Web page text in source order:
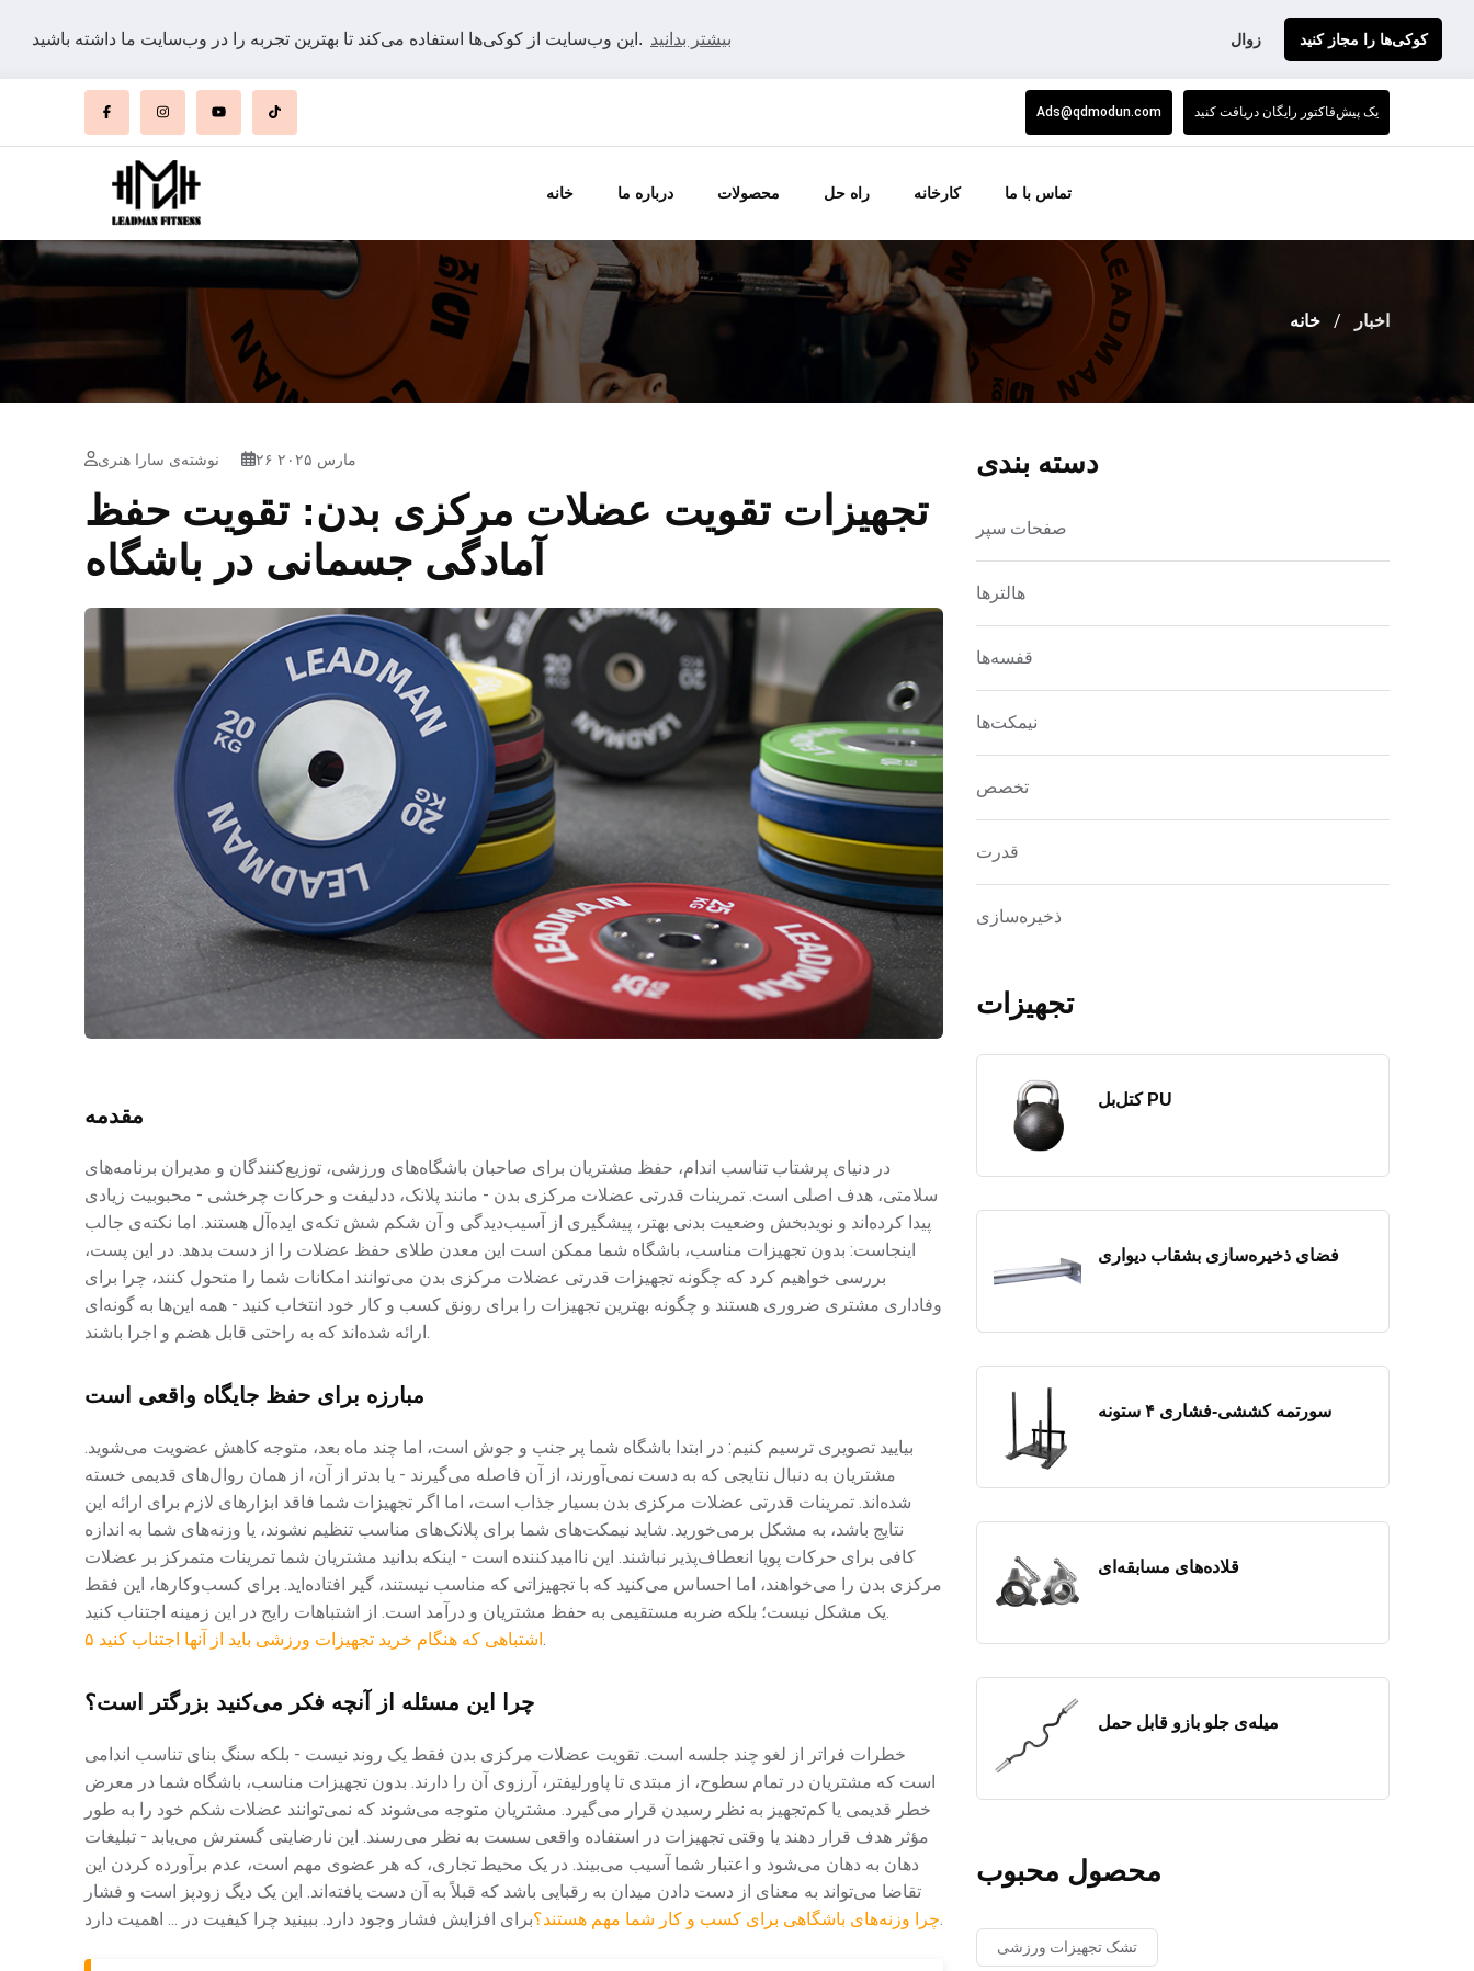
این وب‌سایت از کوکی‌ها استفاده می‌کند تا بهترین تجربه را در وب‌سایت ما داشته باشید. بیشتر بدانید زوال کوکی‌ها را مجاز کنید
Ads@qdmodun.com یک پیش‌فاکتور رایگان دریافت کنید
خانه درباره ما محصولات راه حل کارخانه تماس با ما
خانه اخبار
نوشته‌ی سارا هنری ۲۶ مارس ۲۰۲۵
تجهیزات تقویت عضلات مرکزی بدن: تقویت حفظ
آمادگی جسمانی در باشگاه
مقدمه
در دنیای پرشتاب تناسب اندام، حفظ مشتریان برای صاحبان باشگاه‌های ورزشی، توزیع‌کنندگان و مدیران برنامه‌های
سلامتی، هدف اصلی است. تمرینات قدرتی عضلات مرکزی بدن - مانند پلانک، ددلیفت و حرکات چرخشی - محبوبیت زیادی
پیدا کرده‌اند و نویدبخش وضعیت بدنی بهتر، پیشگیری از آسیب‌دیدگی و آن شکم شش تکه‌ی ایده‌آل هستند. اما نکته‌ی جالب
اینجاست: بدون تجهیزات مناسب، باشگاه شما ممکن است این معدن طلای حفظ عضلات را از دست بدهد. در این پست،
بررسی خواهیم کرد که چگونه تجهیزات قدرتی عضلات مرکزی بدن می‌توانند امکانات شما را متحول کنند، چرا برای
وفاداری مشتری ضروری هستند و چگونه بهترین تجهیزات را برای رونق کسب و کار خود انتخاب کنید - همه این‌ها به گونه‌ای
ارائه شده‌اند که به راحتی قابل هضم و اجرا باشند.
مبارزه برای حفظ جایگاه واقعی است
بیایید تصویری ترسیم کنیم: در ابتدا باشگاه شما پر جنب و جوش است، اما چند ماه بعد، متوجه کاهش عضویت می‌شوید.
مشتریان به دنبال نتایجی که به دست نمی‌آورند، از آن فاصله می‌گیرند - یا بدتر از آن، از همان روال‌های قدیمی خسته
شده‌اند. تمرینات قدرتی عضلات مرکزی بدن بسیار جذاب است، اما اگر تجهیزات شما فاقد ابزارهای لازم برای ارائه این
نتایج باشد، به مشکل برمی‌خورید. شاید نیمکت‌های شما برای پلانک‌های مناسب تنظیم نشوند، یا وزنه‌های شما به اندازه
کافی برای حرکات پویا انعطاف‌پذیر نباشند. این ناامیدکننده است - اینکه بدانید مشتریان شما تمرینات متمرکز بر عضلات
مرکزی بدن را می‌خواهند، اما احساس می‌کنید که با تجهیزاتی که مناسب نیستند، گیر افتاده‌اید. برای کسب‌وکارها، این فقط
یک مشکل نیست؛ بلکه ضربه مستقیمی به حفظ مشتریان و درآمد است. از اشتباهات رایج در این زمینه اجتناب کنید.
۵ اشتباهی که هنگام خرید تجهیزات ورزشی باید از آنها اجتناب کنید.
چرا این مسئله از آنچه فکر می‌کنید بزرگتر است؟
خطرات فراتر از لغو چند جلسه است. تقویت عضلات مرکزی بدن فقط یک روند نیست - بلکه سنگ بنای تناسب اندامی
است که مشتریان در تمام سطوح، از مبتدی تا پاورلیفتر، آرزوی آن را دارند. بدون تجهیزات مناسب، باشگاه شما در معرض
خطر قدیمی یا کم‌تجهیز به نظر رسیدن قرار می‌گیرد. مشتریان متوجه می‌شوند که نمی‌توانند عضلات شکم خود را به طور
مؤثر هدف قرار دهند یا وقتی تجهیزات در استفاده واقعی سست به نظر می‌رسند. این نارضایتی گسترش می‌یابد - تبلیغات
دهان به دهان می‌شود و اعتبار شما آسیب می‌بیند. در یک محیط تجاری، که هر عضوی مهم است، عدم برآورده کردن این
تقاضا می‌تواند به معنای از دست دادن میدان به رقبایی باشد که قبلاً به آن دست یافته‌اند. این یک دیگ زودپز است و فشار
برای افزایش فشار وجود دارد. ببینید چرا کیفیت در ... اهمیت داردچرا وزنه‌های باشگاهی برای کسب و کار شما مهم هستند؟.
دسته بندی
صفحات سپر
هالترها
قفسه‌ها
نیمکت‌ها
تخصص
قدرت
ذخیره‌سازی
تجهیزات
کتل‌بل PU
فضای ذخیره‌سازی بشقاب دیواری
سورتمه کششی-فشاری ۴ ستونه
قلاده‌های مسابقه‌ای
میله‌ی جلو بازو قابل حمل
محصول محبوب
تشک تجهیزات ورزشی